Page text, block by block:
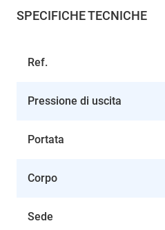
SPECIFICHE TECNICHE
Ref.
Pressione di uscita
Portata
Corpo
Sede